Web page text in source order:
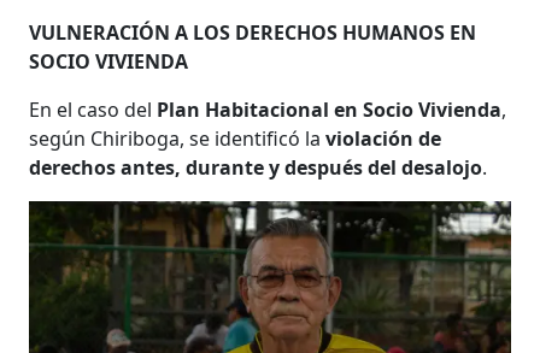
VULNERACIÓN A LOS DERECHOS HUMANOS EN
SOCIO VIVIENDA
En el caso del Plan Habitacional en Socio Vivienda,
según Chiriboga, se identificó laviolación de
derechos antes, durante y después del desalojo.